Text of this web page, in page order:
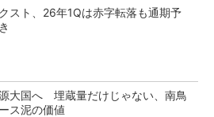
スト、26年1Qは赤字転落も通期予
大国へ 埋蔵量だけじゃない、南鳥
ス泥の価値